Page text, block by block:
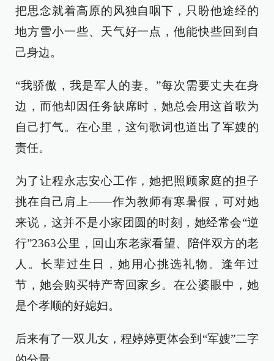
把思念就着高原的风独自咽下，只盼他途经的
地方雪小一些、天气好一点，他能快些回到自
己身边。
“我骄傲，我是军人的妻。”每次需要丈夫在身
边，而他却因任务缺席时，她总会用这首歌为
自己打气。在心里，这句歌词也道出了军嫂的
责任。
为了让程永志安心工作，她把照顾家庭的担子
挑在自己肩上——作为教师有寒暑假，可对她
来说，这并不是小家团圆的时刻，她经常会“逆
行”2363公里，回山东老家看望、陪伴双方的老
人。长辈过生日，她用心挑选礼物。逢年过
节，她会购买特产寄回家乡。在公婆眼中，她
是个孝顺的好媳妇。
后来有了一双儿女，程婷婷更体会到“军嫂”二字